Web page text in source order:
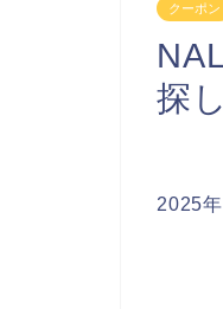
クーポン
探
2025